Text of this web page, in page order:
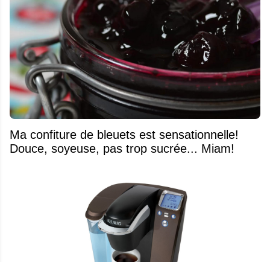
Ma confiture de bleuets est sensationnelle!
Douce, soyeuse, pas trop sucrée... Miam!